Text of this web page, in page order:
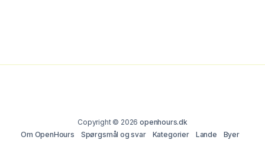
Copyright © 2026openhours.dk
Om OpenHours
Spørgsmål og svar Kategorier Lande
Byer